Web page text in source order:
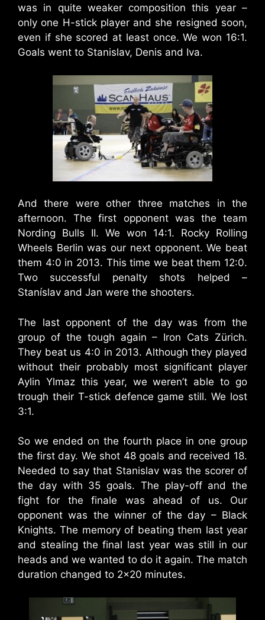
was in quite weaker composition this year –
only one H-stick player and she resigned soon,
even if she scored at least once. We won 16:1.
Goals went to Stanislav, Denis and Iva.
And there were other three matches in the
afternoon. The first opponent was the team
Nording Bulls II. We won 14:1. Rocky Rolling
Wheels Berlin was our next opponent. We beat
them 4:0 in 2013. This time we beat them 12:0.
Two successful penalty shots helped –
Staníslav and Jan were the shooters.
The last opponent of the day was from the
group of the tough again – Iron Cats Zürich.
They beat us 4:0 in 2013. Although they played
without their probably most significant player
Aylin Ylmaz this year, we weren’t able to go
trough their T-stick defence game still. We lost
3:1.
So we ended on the fourth place in one group
the first day. We shot 48 goals and received 18.
Needed to say that Stanislav was the scorer of
the day with 35 goals. The play-off and the
fight for the finale was ahead of us. Our
opponent was the winner of the day – Black
Knights. The memory of beating them last year
and stealing the final last year was still in our
heads and we wanted to do it again. The match
duration changed to 2×20 minutes.